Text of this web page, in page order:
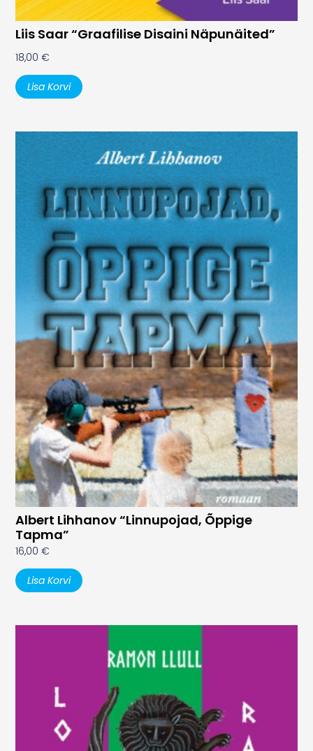
Liis Saar “Graafilise Disaini Näpunäited”
18,00€
Lisa Korvi
Albert Lihhanov “Linnupojad, Õppige
Tapma”
16,00€
Lisa Korvi